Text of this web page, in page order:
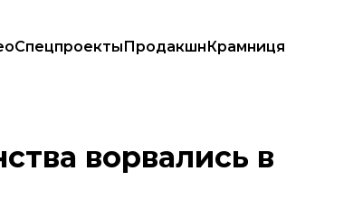
СпецпроектыПродакшнКрамниця
ворвались в